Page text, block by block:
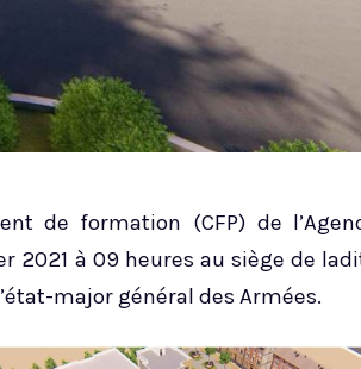
de formation (CFP) de
2021 à 09 heures au siège de
major général des Armées.